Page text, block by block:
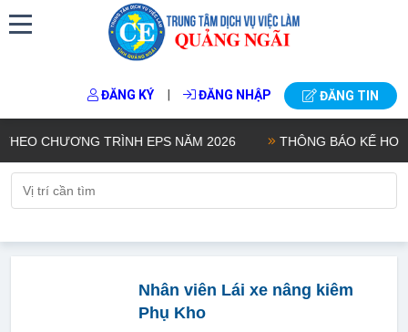
ĐĂNG KÝ | ĐĂNG NHẬP ĐĂNG TIN
CHƯƠNG TRÌNH EPS NĂM 2026 THÔNG BÁO KẾ
Nhân viên Lái xe nâng kiêm
Phụ Kho